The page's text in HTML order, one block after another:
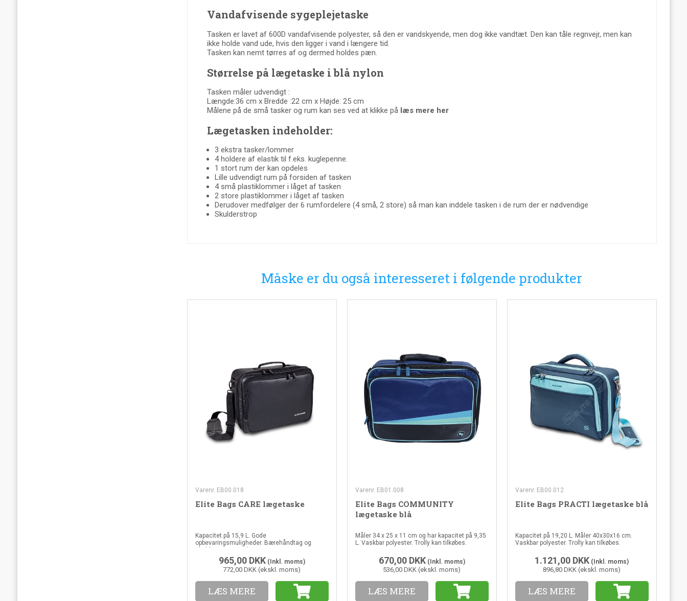
Vandafvisende sygeplejetaske
Tasken er lavet af 600D vandafvisende polyester, så den er vandskyende, men dog ikke vandtæt. Den kan tåle regnvejr, men kan
ikke holde vand ude, hvis den ligger i vand i længere tid.
Tasken kan nemt tørres af og dermed holdes pæn.
Størrelse på lægetaske i blå nylon
Tasken måler udvendigt :
Længde:36 cm x Bredde :22 cm x Højde: 25 cm
Målene på de små tasker og rum kan ses ved at klikke pålæs mere her
Lægetasken indeholder:
3 ekstra tasker/lommer
4 holdere af elastik til f.eks. kuglepenne.
1 stort rum der kan opdeles
Lille udvendigt rum på forsiden af tasken
4 små plastiklommer i låget af tasken
2 store plastiklommer i låget af tasken
Derudover medfølger der 6 rumfordelere (4 små, 2 store) så man kan inddele tasken i de rum der er nødvendige
Skulderstrop
Måske er du også interesseret i følgende produkter
Varenr. EB00.018
Elite Bags CARE lægetaske
Kapacitet på 15,9 L. Gode
opbevaringsmuligheder. Bærehåndtag og
965,00 DKK(Inkl. moms)
772,00 DKK (ekskl. moms)
LÆS MERE
Varenr. EB01.008
Elite Bags COMMUNITY
lægetaske blå
Måler 34 x 25 x 11 cm og har kapacitet på 9,35
L. Vaskbar polyester. Trolly kan tilkøbes.
670,00 DKK(Inkl. moms)
536,00 DKK (ekskl. moms)
LÆS MERE
Varenr. EB00.012
Elite Bags PRACTI lægetaske blå
Kapacitet på 19,20 L. Måler 40x30x16 cm.
Vaskbar polyester. Trolly kan tilkøbes.
1.121,00 DKK (Inkl. moms)
896,80 DKK (ekskl. moms)
LÆS MERE